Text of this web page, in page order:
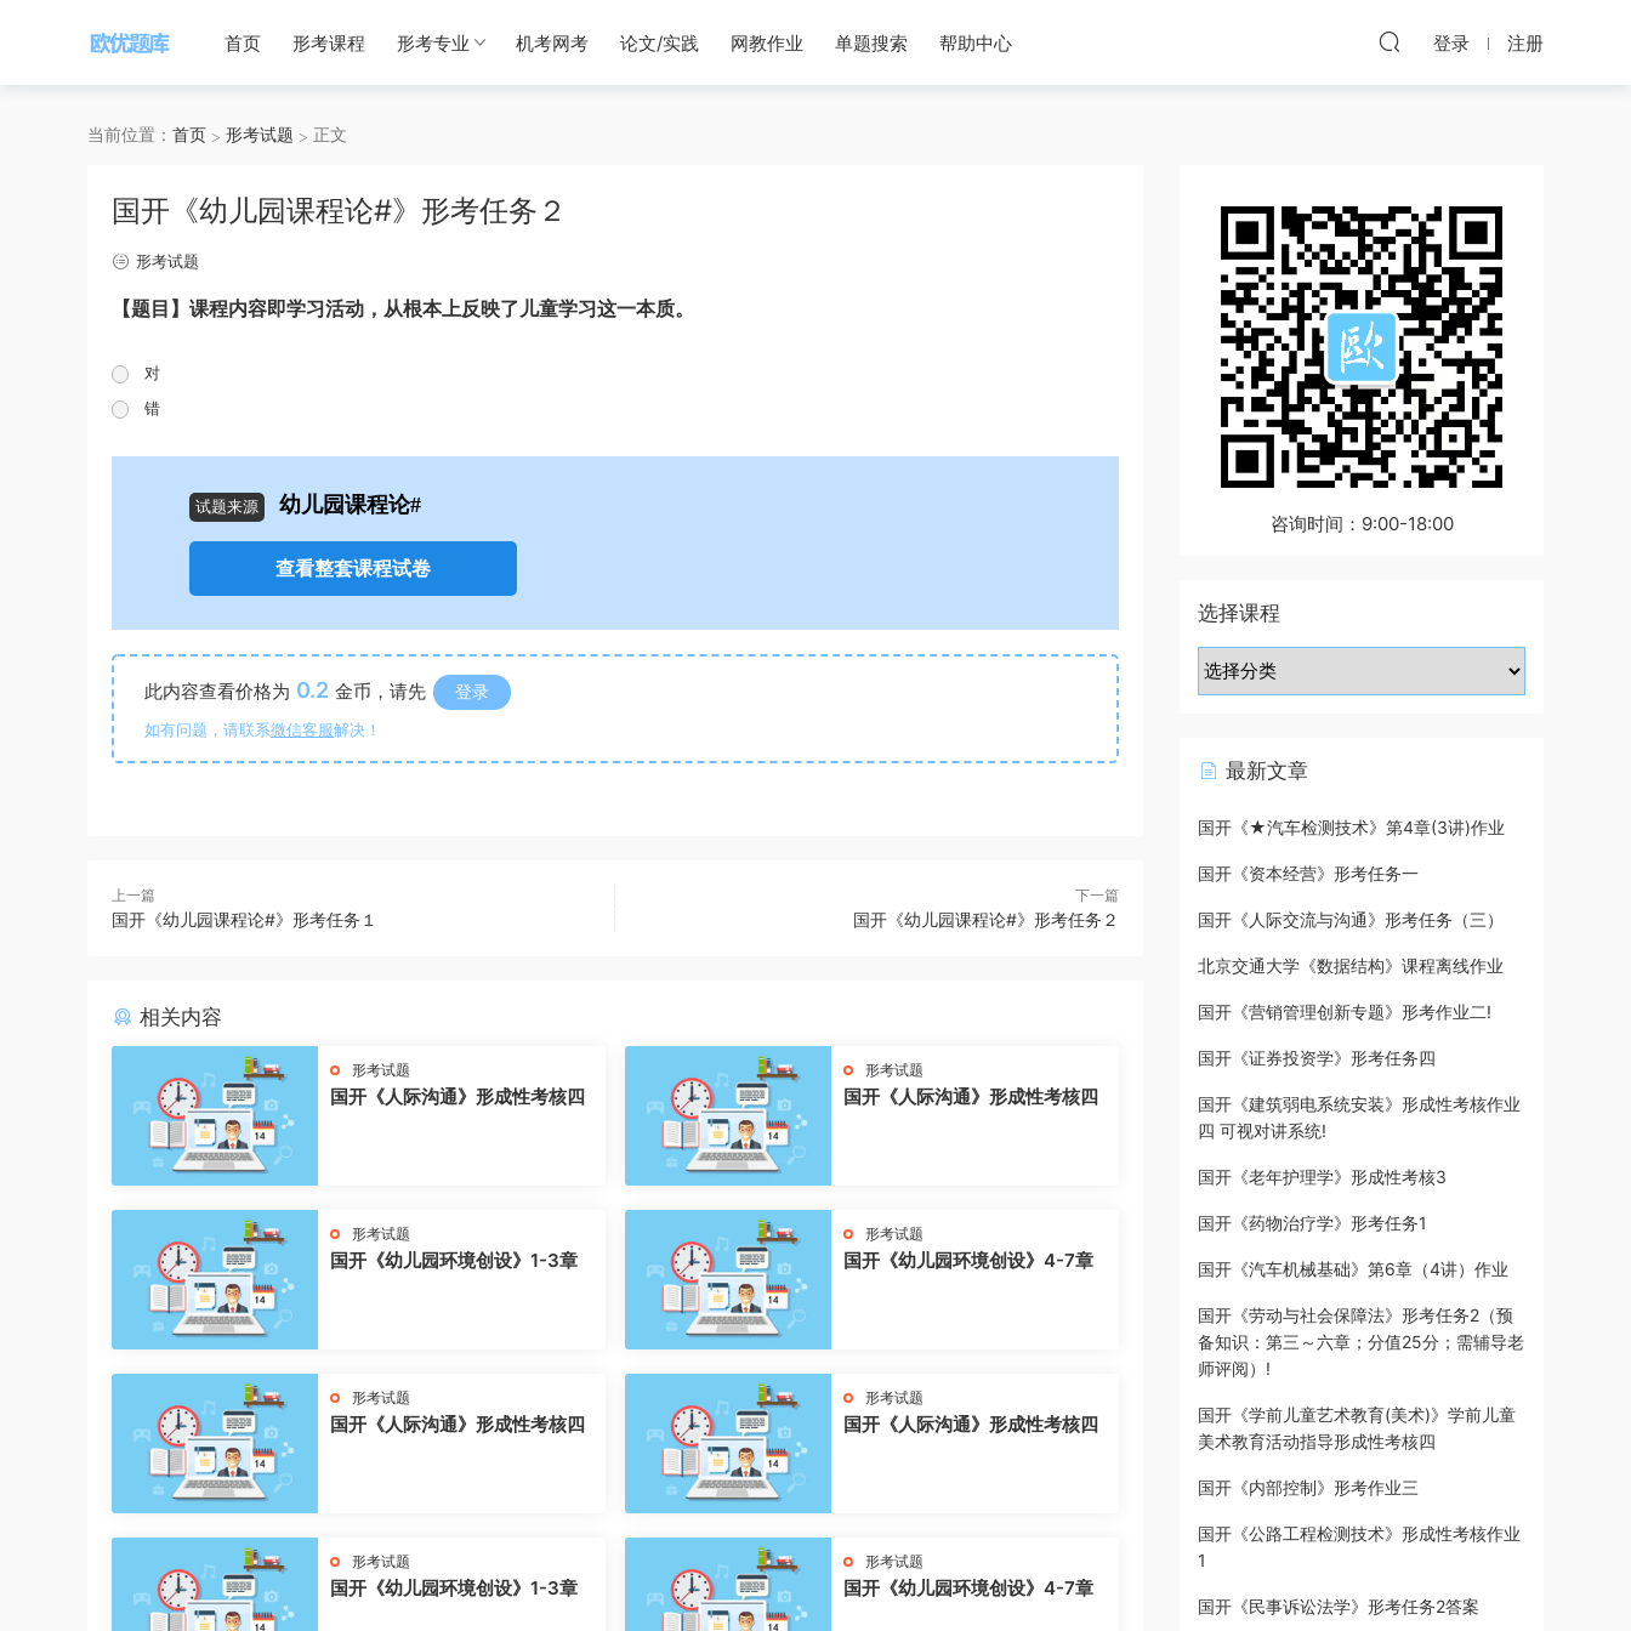
首页 形考课程 形考专业 机考网考 论文/实践 网教作业 单题搜索 帮助中心 登录 注册
当前位置： 首页 形考试题 正文
国开《幼儿园课程论#》形考任务２
形考试题
【题目】课程内容即学习活动，从根本上反映了儿童学习这一本质。
对
错
试题来源 幼儿园课程论#
查看整套课程试卷
此内容查看价格为 0.2 金币，请先 登录
如有问题，请联系微信客服解决！
上一篇
国开《幼儿园课程论#》形考任务１
下一篇
国开《幼儿园课程论#》形考任务２
相关内容
形考试题
国开《人际沟通》形成性考核四
形考试题
国开《人际沟通》形成性考核四
形考试题
国开《幼儿园环境创设》1-3章
形考试题
国开《幼儿园环境创设》4-7章
形考试题
国开《人际沟通》形成性考核四
形考试题
国开《人际沟通》形成性考核四
形考试题
国开《幼儿园环境创设》1-3章
形考试题
国开《幼儿园环境创设》4-7章
咨询时间：9:00-18:00
选择课程
最新文章
国开《★汽车检测技术》第4章(3讲)作业
国开《资本经营》形考任务一
国开《人际交流与沟通》形考任务（三）
北京交通大学《数据结构》课程离线作业
国开《营销管理创新专题》形考作业二!
国开《证券投资学》形考任务四
国开《建筑弱电系统安装》形成性考核作业
四 可视对讲系统!
国开《老年护理学》形成性考核3
国开《药物治疗学》形考任务1
国开《汽车机械基础》第6章（4讲）作业
国开《劳动与社会保障法》形考任务2（预
备知识：第三～六章；分值25分；需辅导老
师评阅）!
国开《学前儿童艺术教育(美术)》学前儿童
美术教育活动指导形成性考核四
国开《内部控制》形考作业三
国开《公路工程检测技术》形成性考核作业
1
国开《民事诉讼法学》形考任务2答案